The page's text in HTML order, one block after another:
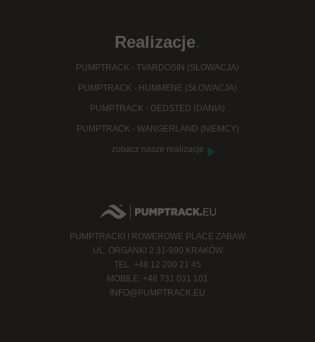
Realizacje.
PUMPTRACK - TVARDOSIN (SŁOWACJA)
PUMPTRACK - HUMMENE (SŁOWACJA)
PUMPTRACK - GEDSTED (DANIA)
PUMPTRACK - WANGERLAND (NIEMCY)
zobacz nasze realizacje
PUMPTRACKI I ROWEROWE PLACE ZABAW
UL. ORGANKI 2 31-990 KRAKÓW
TEL. +48 12 200 21 45
MOBILE: +48 731 031 101
INFO@PUMPTRACK.EU